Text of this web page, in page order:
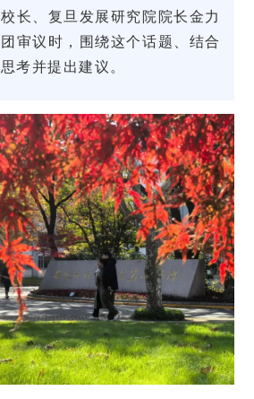
长、复旦发展研究院院长金力
审议时，围绕这个话题、结合
考并提出建议。